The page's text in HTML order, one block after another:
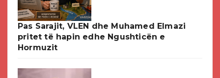
Pas Sarajit, VLEN dhe Muhamed Elmazi
pritet të hapin edhe Ngushticën e
Hormuzit